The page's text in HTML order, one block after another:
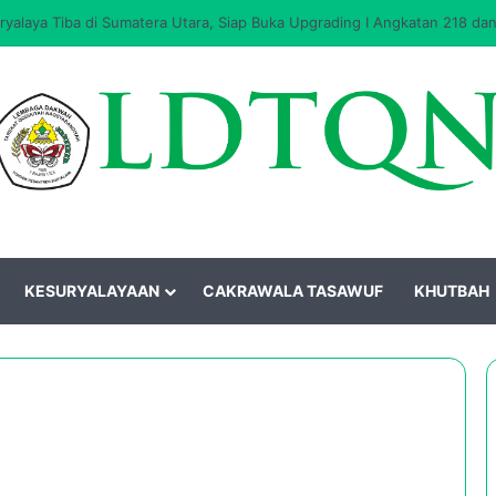
Tiba di Sumatera Utara, Siap Buka Upgrading I Angkatan 218
KESURYALAYAAN CAKRAWALA TASAWUF KHUTBAH